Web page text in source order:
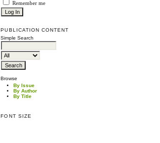
Remember me
PUBLICATION CONTENT
Simple Search
Browse
By Issue
By Author
By Title
FONT SIZE